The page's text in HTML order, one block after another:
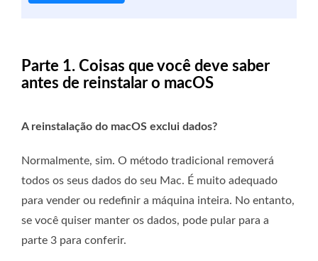
Parte 1. Coisas que você deve saber
antes de reinstalar o macOS
A reinstalação do macOS exclui dados?
Normalmente, sim. O método tradicional removerá
todos os seus dados do seu Mac. É muito adequado
para vender ou redefinir a máquina inteira. No entanto,
se você quiser manter os dados, pode pular para a
parte 3 para conferir.